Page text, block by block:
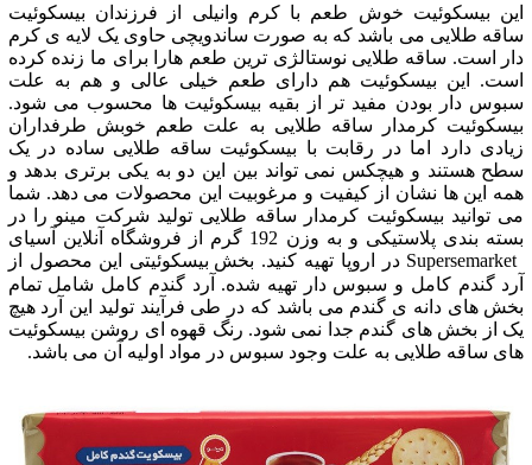
این بیسکوئیت خوش طعم با کرم وانیلی از فرزندان بیسکوئیت
ساقه طلایی می باشد که به صورت ساندویچی حاوی یک لایه ی کرم
دار است. ساقه طلایی نوستالژی ترین طعم هارا برای ما زنده کرده
است. این بیسکوئیت هم دارای طعم خیلی عالی و هم به علت
سبوس دار بودن مفید تر از بقیه بیسکوئیت ها محسوب می شود.
بیسکوئیت کرمدار ساقه طلایی به علت طعم خوبش طرفداران
زیادی دارد اما در رقابت با بیسکوئیت ساقه طلایی ساده در یک
سطح هستند و هیچکس نمی تواند بین این دو به یکی برتری بدهد و
همه این ها نشان از کیفیت و مرغوبیت این محصولات می دهد. شما
می توانید بیسکوئیت کرمدار ساقه طلایی تولید شرکت مینو را در
بسته بندی پلاستیکی و به وزن 192 گرم از فروشگاه آنلاین آسیای
بخش بیسکوئیتی این محصول از
آرد گندم کامل و سبوس دار تهیه شده. آرد گندم کامل شامل تمام
بخش های دانه ی گندم می باشد که در طی فرآیند تولید این آرد هیچ
یک از بخش های گندم جدا نمی شود. رنگ قهوه ای روشن بیسکوئیت
های ساقه طلایی به علت وجود سبوس در مواد اولیه آن می باشد.